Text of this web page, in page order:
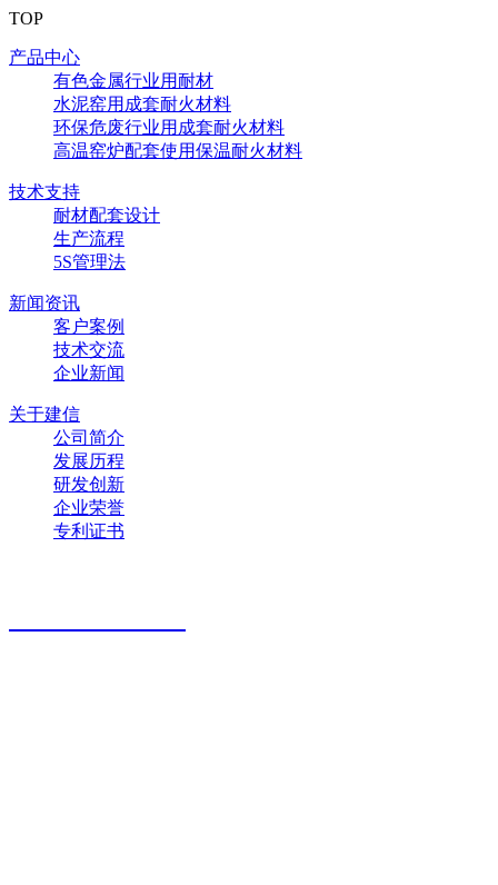
TOP
产品中心
有色金属行业用耐材
水泥窑用成套耐火材料
环保危废行业用成套耐火材料
高温窑炉配套使用保温耐火材料
技术支持
耐材配套设计
生产流程
5S管理法
新闻资讯
客户案例
技术交流
企业新闻
关于建信
公司简介
发展历程
研发创新
企业荣誉
专利证书